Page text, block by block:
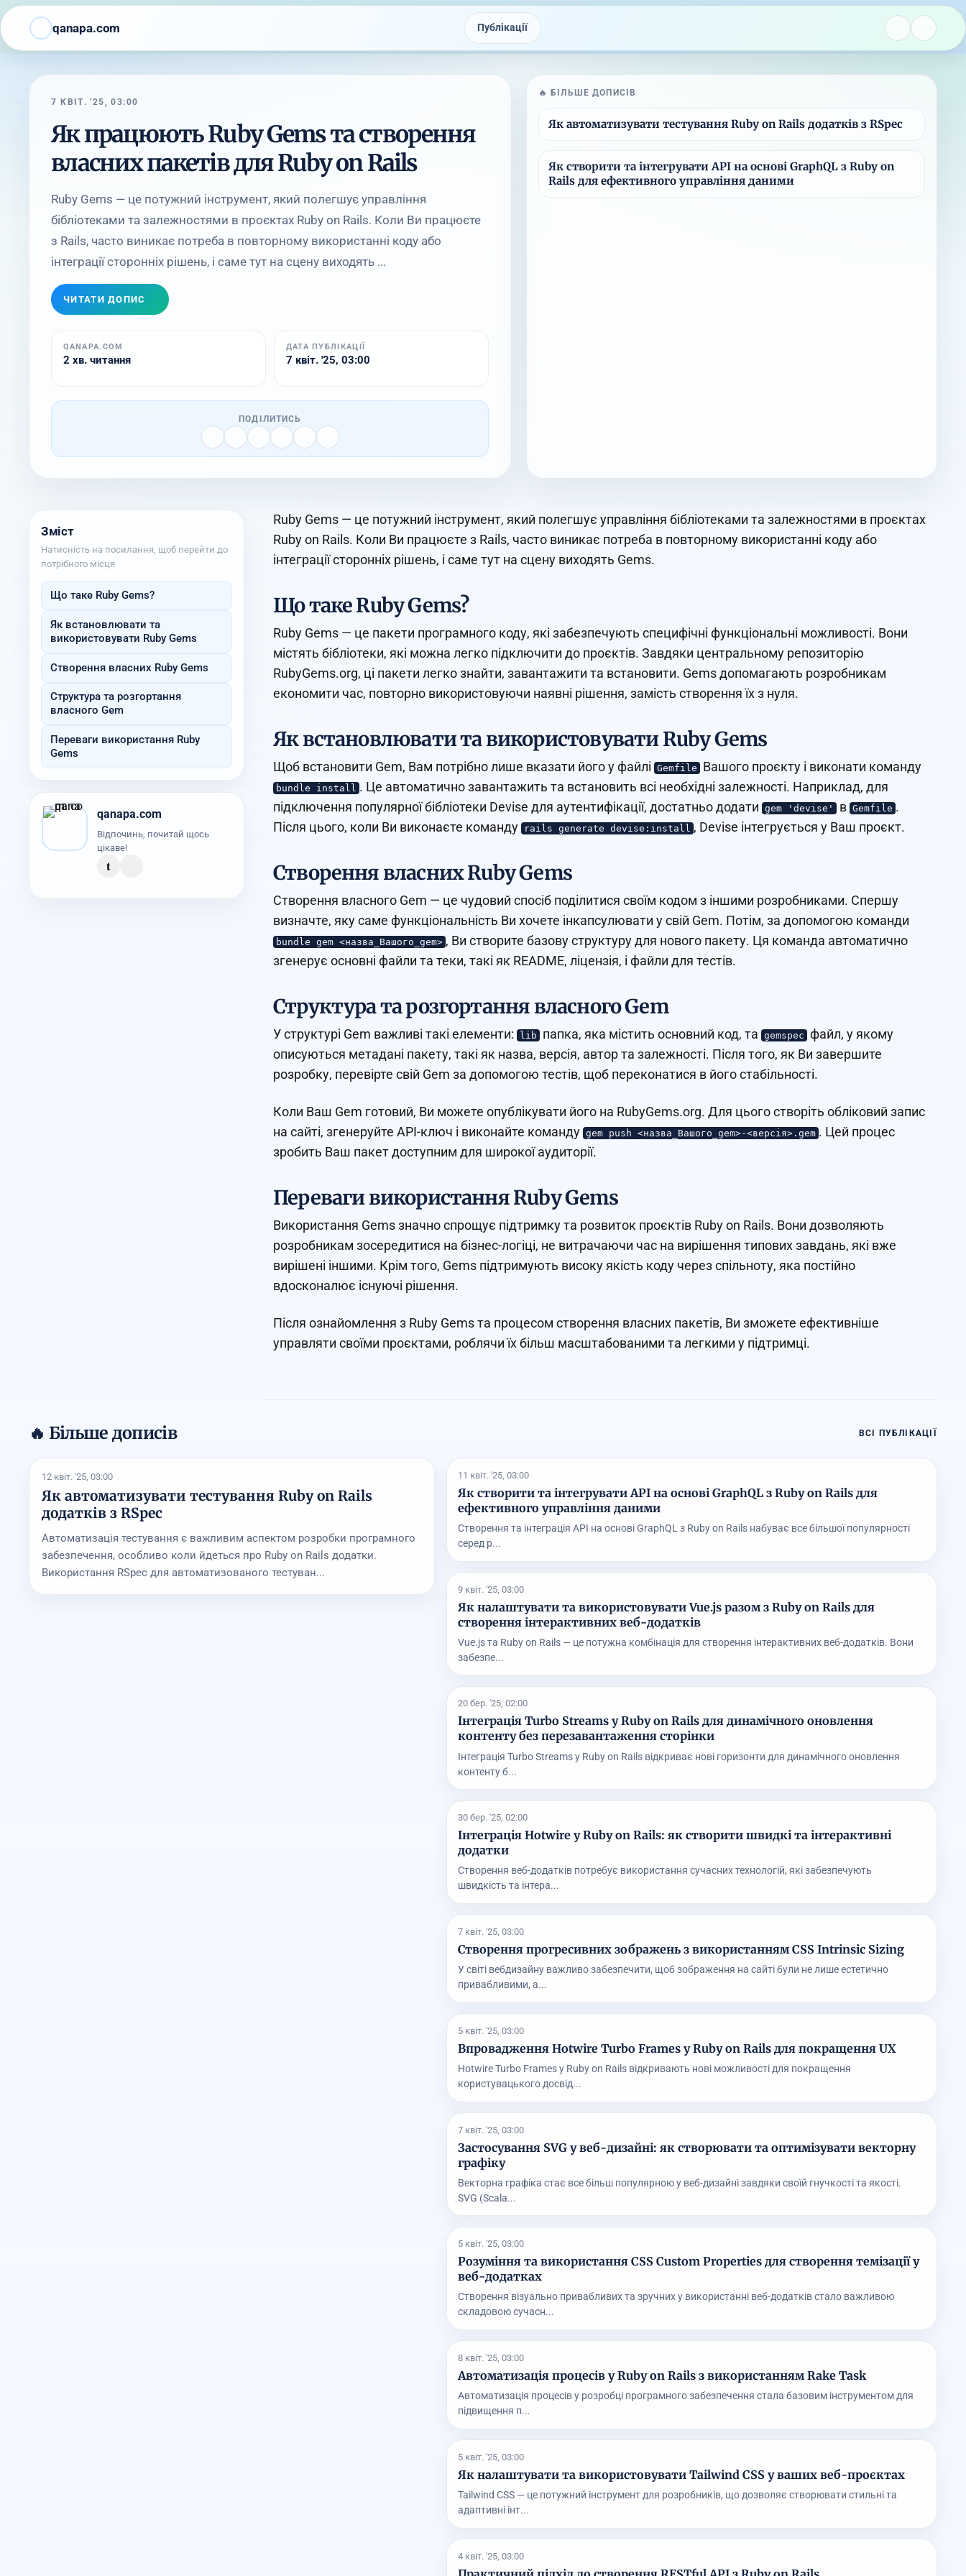
qanapa.com Публікації
7 КВІТ. '25, 03:00
Як працюють Ruby Gems та створення
власних пакетів для Ruby on Rails
Ruby Gems — це потужний інструмент, який полегшує управління
бібліотеками та залежностями в проєктах Ruby on Rails. Коли Ви працюєте
з Rails, часто виникає потреба в повторному використанні коду або
інтеграції сторонніх рішень, і саме тут на сцену виходять ...
ЧИТАТИ ДОПИС
QANAPA.COM
2 хв. читання
ДАТА ПУБЛІКАЦІЇ
7 квіт. '25, 03:00
ПОДІЛИТИСЬ
🔥 БІЛЬШЕ ДОПИСІВ
Як автоматизувати тестування Ruby on Rails додатків з RSpec
Як створити та інтегрувати API на основі GraphQL з Ruby on
Rails для ефективного управління даними
Зміст
Натисність на посилання, щоб перейти до
потрібного місця
Що таке Ruby Gems?
Як встановлювати та
використовувати Ruby Gems
Створення власних Ruby Gems
Структура та розгортання
власного Gem
Переваги використання Ruby
Gems
qanapa.com
Відпочинь, почитай щось
цікаве!
t
Ruby Gems — це потужний інструмент, який полегшує управління бібліотеками та залежностями в проєктах
Ruby on Rails. Коли Ви працюєте з Rails, часто виникає потреба в повторному використанні коду або
інтеграції сторонніх рішень, і саме тут на сцену виходять Gems.
Що таке Ruby Gems?
Ruby Gems — це пакети програмного коду, які забезпечують специфічні функціональні можливості. Вони
містять бібліотеки, які можна легко підключити до проєктів. Завдяки центральному репозиторію
RubyGems.org, ці пакети легко знайти, завантажити та встановити. Gems допомагають розробникам
економити час, повторно використовуючи наявні рішення, замість створення їх з нуля.
Як встановлювати та використовувати Ruby Gems
Щоб встановити Gem, Вам потрібно лише вказати його у файлі Gemfile Вашого проєкту і виконати команду
bundle install . Це автоматично завантажить та встановить всі необхідні залежності. Наприклад, для
підключення популярної бібліотеки Devise для аутентифікації, достатньо додати gem 'devise' в Gemfile .
Після цього, коли Ви виконаєте команду
rails generate devise:install , Devise інтегрується у Ваш проєкт.
Створення власних Ruby Gems
Створення власного Gem — це чудовий спосіб поділитися своїм кодом з іншими розробниками. Спершу
визначте, яку саме функціональність Ви хочете інкапсулювати у свій Gem. Потім, за допомогою команди
bundle gem <назва_Вашого_gem> , Ви створите базову структуру для нового пакету. Ця команда автоматично
згенерує основні файли та теки, такі як README, ліцензія, і файли для тестів.
Структура та розгортання власного Gem
У структурі Gem важливі такі елементи: lib папка, яка містить основний код, та gemspec файл, у якому
описуються метадані пакету, такі як назва, версія, автор та залежності. Після того, як Ви завершите
розробку, перевірте свій Gem за допомогою тестів, щоб переконатися в його стабільності.
Коли Ваш Gem готовий, Ви можете опублікувати його на RubyGems.org. Для цього створіть обліковий запис
на сайті, згенеруйте API-ключ і виконайте команду gem push <назва_Вашого_gem>-<версія>.gem . Цей процес
зробить Ваш пакет доступним для широкої аудиторії.
Переваги використання Ruby Gems
Використання Gems значно спрощує підтримку та розвиток проєктів Ruby on Rails. Вони дозволяють
розробникам зосередитися на бізнес-логіці, не витрачаючи час на вирішення типових завдань, які вже
вирішені іншими. Крім того, Gems підтримують високу якість коду через спільноту, яка постійно
вдосконалює існуючі рішення.
Після ознайомлення з Ruby Gems та процесом створення власних пакетів, Ви зможете ефективніше
управляти своїми проєктами, роблячи їх більш масштабованими та легкими у підтримці.
🔥 Більше дописів ВСІ ПУБЛІКАЦІЇ
12 квіт. '25, 03:00
Як автоматизувати тестування Ruby on Rails
додатків з RSpec
Автоматизація тестування є важливим аспектом розробки програмного
забезпечення, особливо коли йдеться про Ruby on Rails додатки.
Використання RSpec для автоматизованого тестуван...
11 квіт. '25, 03:00
Як створити та інтегрувати API на основі GraphQL з Ruby on Rails для
ефективного управління даними
Створення та інтеграція API на основі GraphQL з Ruby on Rails набуває все більшої популярності
серед р...
9 квіт. '25, 03:00
Як налаштувати та використовувати Vue.js разом з Ruby on Rails для
створення інтерактивних веб-додатків
Vue.js та Ruby on Rails — це потужна комбінація для створення інтерактивних веб-додатків. Вони
забезпе...
20 бер. '25, 02:00
Інтеграція Turbo Streams у Ruby on Rails для динамічного оновлення
контенту без перезавантаження сторінки
Інтеграція Turbo Streams у Ruby on Rails відкриває нові горизонти для динамічного оновлення
контенту б...
30 бер. '25, 02:00
Інтеграція Hotwire у Ruby on Rails: як створити швидкі та інтерактивні
додатки
Створення веб-додатків потребує використання сучасних технологій, які забезпечують
швидкість та інтера...
7 квіт. '25, 03:00
Створення прогресивних зображень з використанням CSS Intrinsic Sizing
У світі вебдизайну важливо забезпечити, щоб зображення на сайті були не лише естетично
привабливими, а...
5 квіт. '25, 03:00
Впровадження Hotwire Turbo Frames у Ruby on Rails для покращення UX
Hotwire Turbo Frames у Ruby on Rails відкривають нові можливості для покращення
користувацького досвід...
7 квіт. '25, 03:00
Застосування SVG у веб-дизайні: як створювати та оптимізувати векторну
графіку
Векторна графіка стає все більш популярною у веб-дизайні завдяки своїй гнучкості та якості.
SVG (Scala...
5 квіт. '25, 03:00
Розуміння та використання CSS Custom Properties для створення темізації у
веб-додатках
Створення візуально привабливих та зручних у використанні веб-додатків стало важливою
складовою сучасн...
8 квіт. '25, 03:00
Автоматизація процесів у Ruby on Rails з використанням Rake Task
Автоматизація процесів у розробці програмного забезпечення стала базовим інструментом для
підвищення п...
5 квіт. '25, 03:00
Як налаштувати та використовувати Tailwind CSS у ваших веб-проєктах
Tailwind CSS — це потужний інструмент для розробників, що дозволяє створювати стильні та
адаптивні інт...
4 квіт. '25, 03:00